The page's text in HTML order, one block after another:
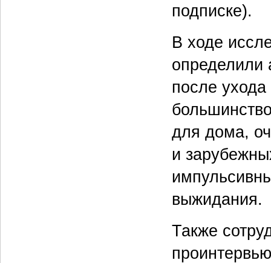
подписке).
В ходе
определили
после
для дома,
и
выжидания.
Также